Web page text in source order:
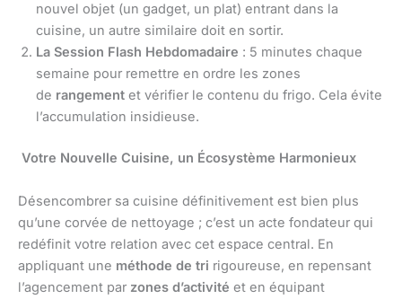
nouvel objet (un gadget, un plat) entrant dans la
cuisine, un autre similaire doit en sortir.
La Session Flash Hebdomadaire : 5 minutes chaque
semaine pour remettre en ordre les zones
de rangement et vérifier le contenu du frigo. Cela évite
l’accumulation insidieuse.
Votre Nouvelle Cuisine, un Écosystème Harmonieux
Désencombrer sa cuisine définitivement est bien plus
qu’une corvée de nettoyage ; c’est un acte fondateur qui
redéfinit votre relation avec cet espace central. En
appliquant une méthode de tri rigoureuse, en repensant
l’agencement par zones d’activité et en équipant